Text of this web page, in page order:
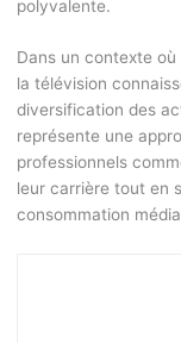
polyvalente.
Dans un contexte
la télévision
diversification des
représente une
professionnels
leur carrière tout en
consommation